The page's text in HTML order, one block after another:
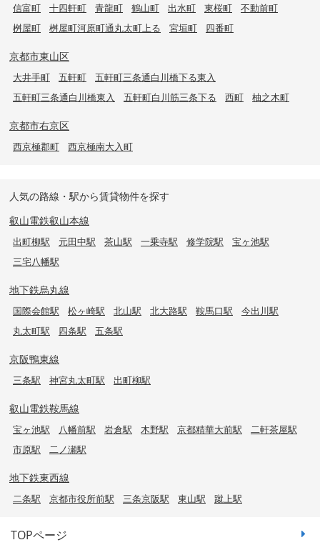
信富町
十四軒町 青龍町 鶴山町 出水町 東桜町
不動前町
桝屋町
桝屋町河原町通丸太町上る 宮垣町 四番町
京都市東山区
大井手町 五軒町
五軒町三条通白川橋下る東入
五軒町三条通白川橋東入
五軒町白川筋三条下る 西町 柚之木町
京都市右京区
西京極郡町 西京極南大入町
人気の路線・駅から賃貸物件を探す
叡山電鉄叡山本線
出町柳駅 元田中駅 茶山駅 一乗寺駅 修学院駅
宝ヶ池駅
三宅八幡駅
地下鉄烏丸線
国際会館駅 松ヶ崎駅 北山駅 北大路駅 鞍馬口駅
今出川駅
丸太町駅
四条駅 五条駅
京阪鴨東線
三条駅 神宮丸太町駅 出町柳駅
叡山電鉄鞍馬線
宝ヶ池駅 八幡前駅 岩倉駅 木野駅 京都精華大前駅
二軒茶屋駅
市原駅
二ノ瀬駅
地下鉄東西線
二条駅 京都市役所前駅 三条京阪駅 東山駅 蹴上駅
TOPページ